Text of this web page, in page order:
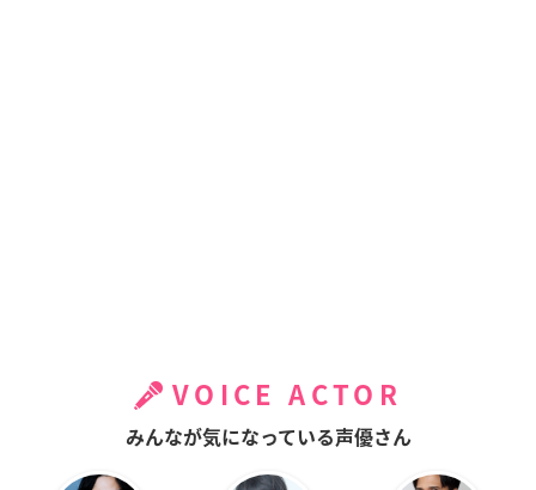
VOICE ACTOR
みんなが気になっている声優さん